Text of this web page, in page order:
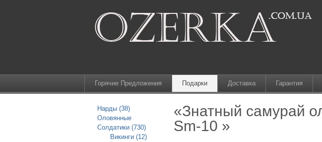
Горячие Предложения Подарки Доставка Гарантия
Нарды (38)
Оловянные
Солдатики (730)
Викинги (12)
«Знатный самурай
Sm-10 »